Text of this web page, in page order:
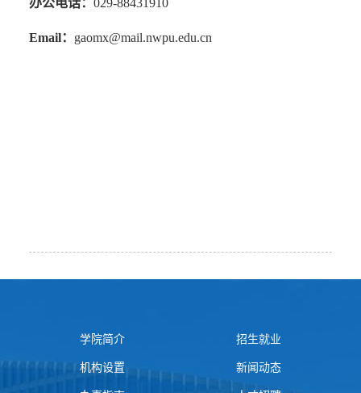
Email： gaomx@mail.nwpu.edu.cn
学院简介 招生就业
机构设置 新闻动态